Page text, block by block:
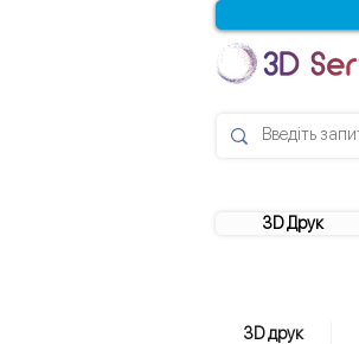
3D Друк
3D друк